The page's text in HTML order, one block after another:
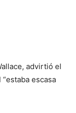
advirtió el
escasa